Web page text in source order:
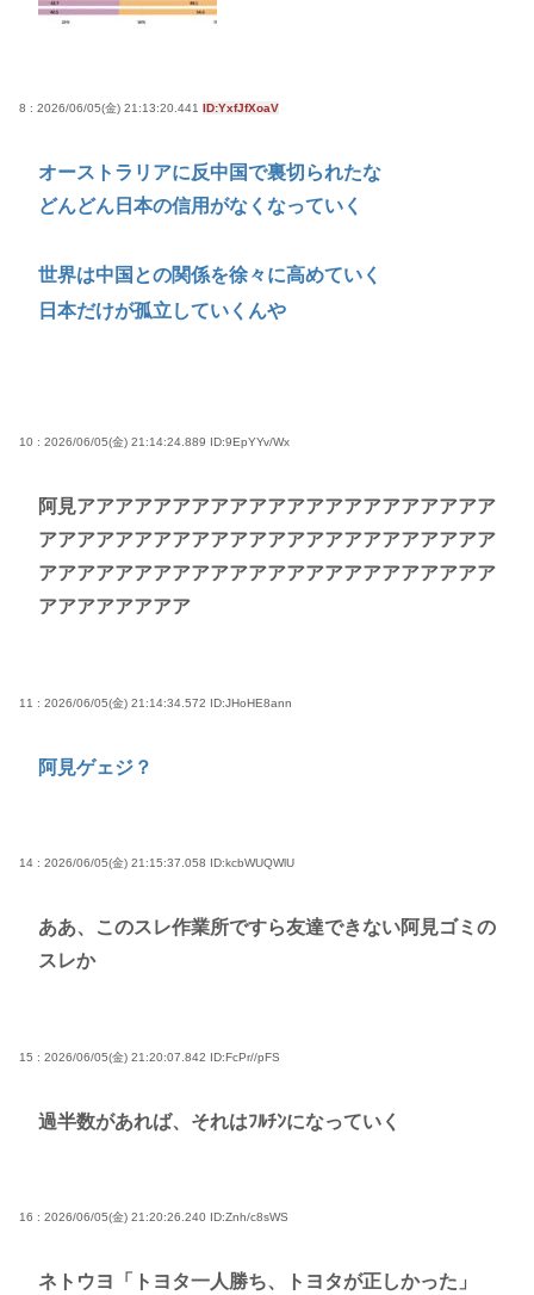
8 : 2026/06/05(金) 21:13:20.441 ID:YxfJfXoaV
オーストラリアに反中国で裏切られたな
どんどん日本の信用がなくなっていく
世界は中国との関係を徐々に高めていく
日本だけが孤立していくんや
10 : 2026/06/05(金) 21:14:24.889 ID:9EpYYv/Wx
阿見アアアアアアアアアアアアアアアアアアアアアア
アアアアアアアアアアアアアアアアアアアアアアアア
アアアアアアアアアアアアアアアアアアアアアアアア
アアアアアアアア
11 : 2026/06/05(金) 21:14:34.572 ID:JHoHE8ann
阿見ゲェジ？
14 : 2026/06/05(金) 21:15:37.058 ID:kcbWUQWlU
ああ、このスレ作業所ですら友達できない阿見ゴミの
スレか
15 : 2026/06/05(金) 21:20:07.842 ID:FcPr//pFS
過半数があれば、それはﾌﾙﾁﾝになっていく
16 : 2026/06/05(金) 21:20:26.240 ID:Znh/c8sWS
ネトウヨ「トヨタ一人勝ち、トヨタが正しかった」